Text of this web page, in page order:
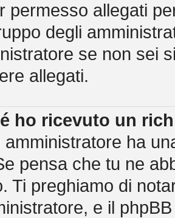
permesso allegati
degli
se non sei
allegati.
ho ricevuto un
amministratore ha
pensa che tu ne
Ti preghiamo di
e il